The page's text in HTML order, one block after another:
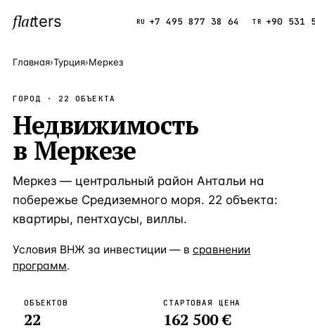
flatters RU +7 495 877 38 64 TR +90 531
ПОПУЛЯРНЫЕ НАПРАВЛЕНИЯ
Турция
Россия
Кипр —Страна 3 906
Таиланд — Страна
Греция —Страна 2 797
Алания —
Главная›Турция›Меркез
ГОРОД · 22 ОБЪЕКТА
Недвижимость
в Меркезе
Меркез — центральный район Антальи на
побережье Средиземного моря. 22 объекта:
квартиры, пентхаусы, виллы.
Условия ВНЖ за инвестиции — в сравнении
программ.
ОБЪЕКТОВ
22
СТАРТОВАЯ ЦЕНА
162 500 €